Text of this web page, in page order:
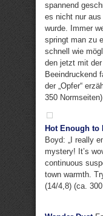
spannend
es nicht nur
wurde. Immer
springt man zu
schnell wie
den jetzt mit
Beeindruckend
der „Opfer“
350 Normseiten)
Hot Enough to
Boyd: „I really
mystery! It’s
continuous
town warmth.
(14/4,8) (ca.